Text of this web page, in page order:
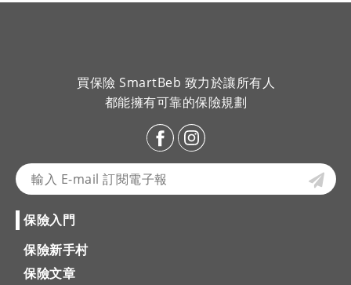
買保險 SmartBeb 致力於讓所有人
都能擁有可靠的保險規劃
保險入門
保險新手村
保險文章